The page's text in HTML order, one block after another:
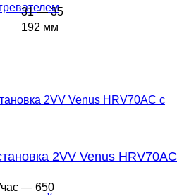
31 — 35
192 мм
2VV Venus
— 650